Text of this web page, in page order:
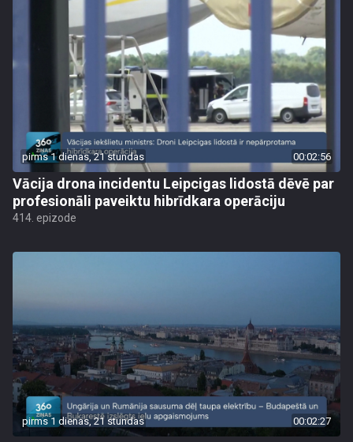
pirms 1 dienas, 21 stundas 00:02:56
Vācija drona incidentu Leipcigas lidostā dēvē par
profesionāli paveiktu hibrīdkara operāciju
414. epizode
pirms 1 dienas, 21 stundas 00:02:27